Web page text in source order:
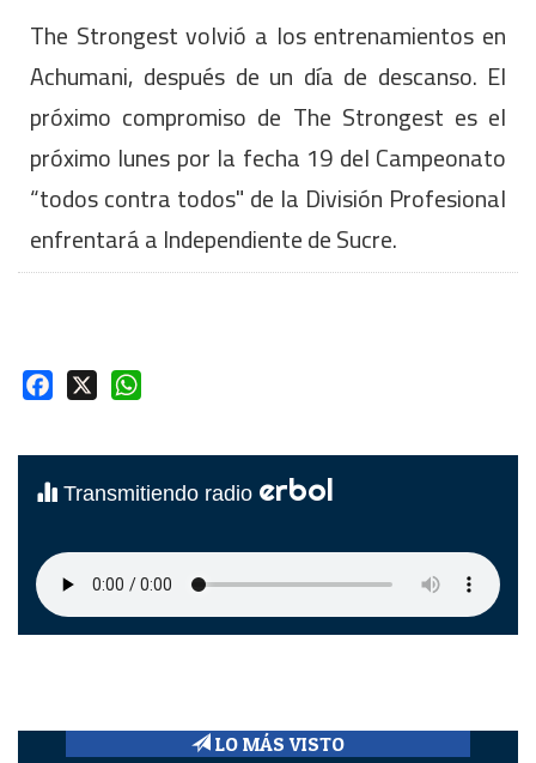
The Strongest volvió a los entrenamientos en
Achumani, después de un día de descanso. El
próximo compromiso de The Strongest es el
próximo lunes por la fecha 19 del Campeonato
“todos contra todos" de la División Profesional
enfrentará a Independiente de Sucre.
Facebook
Transmitiendo radio erbol
LO MÁS VISTO